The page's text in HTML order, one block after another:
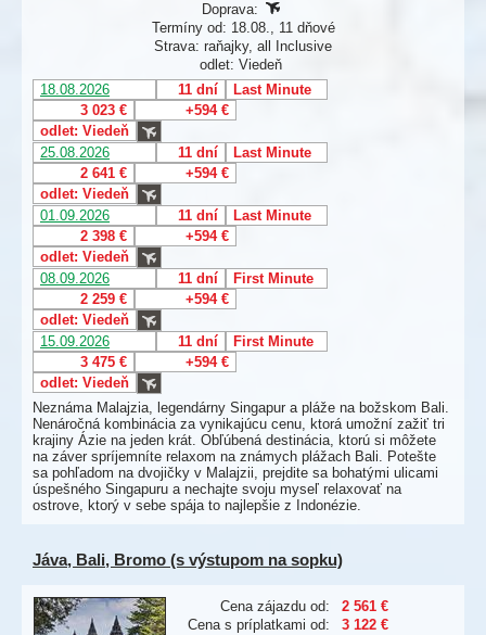
Doprava:
Termíny od: 18.08., 11 dňové
Strava: raňajky, all Inclusive
odlet: Viedeň
18.08.2026
11 dní
Last Minute
3 023 €
+594 €
odlet: Viedeň
25.08.2026
11 dní
Last Minute
2 641 €
+594 €
odlet: Viedeň
01.09.2026
11 dní
Last Minute
2 398 €
+594 €
odlet: Viedeň
08.09.2026
11 dní
First Minute
2 259 €
+594 €
odlet: Viedeň
15.09.2026
11 dní
First Minute
3 475 €
+594 €
odlet: Viedeň
Neznáma Malajzia, legendárny Singapur a pláže na božskom Bali.
Nenáročná kombinácia za vynikajúcu cenu, ktorá umožní zažiť tri
krajiny Ázie na jeden krát. Obľúbená destinácia, ktorú si môžete
na záver spríjemníte relaxom na známych plážach Bali. Potešte
sa pohľadom na dvojičky v Malajzii, prejdite sa bohatými ulicami
úspešného Singapuru a nechajte svoju myseľ relaxovať na
ostrove, ktorý v sebe spája to najlepšie z Indonézie.
Jáva, Bali, Bromo (s výstupom na sopku)
Cena zájazdu od:
2 561 €
Cena s príplatkami od:
3 122 €